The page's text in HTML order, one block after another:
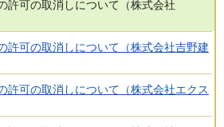
許可の取消しについて（株式会社
許可の取消しについて（株式会社吉野建
許可の取消しについて（株式会社エクス